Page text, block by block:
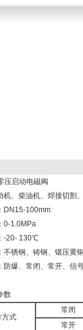
压启动电磁阀
机、柴油机、焊接切割
DN15-100mm
0-1.0MPa
-20- 130℃
不锈钢、铸钢、锻压黄
防爆、常闭、常开、信
数
方式
常闭
常开